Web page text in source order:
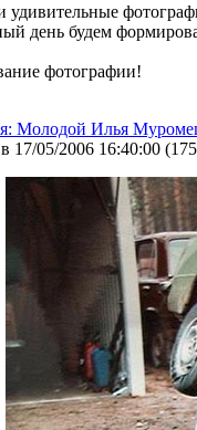
удивительные
день будем
фотографии!
Молодой Илья
в 17/05/2006 16:40:00 (